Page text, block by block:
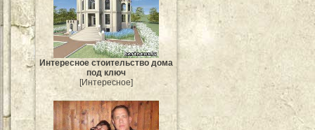
Интересное стоительство дома
под ключ
[Интересное]